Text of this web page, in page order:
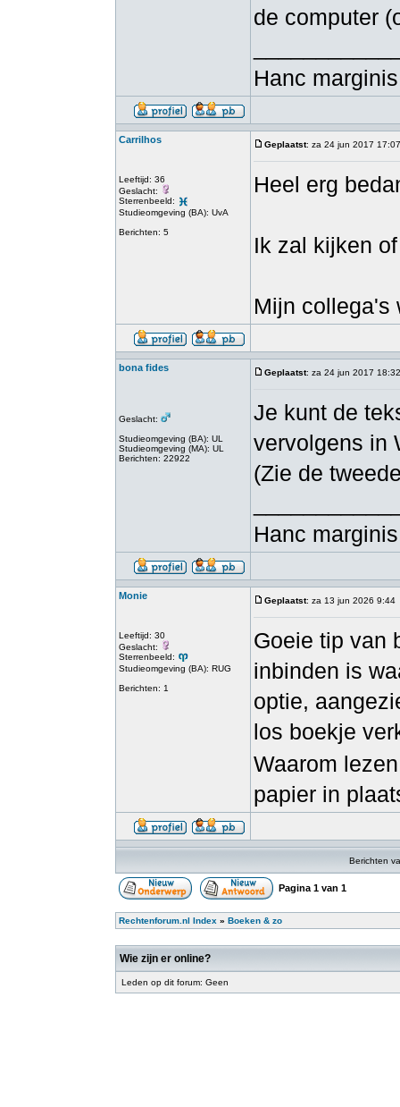
de computer
Hanc
Carrilhos
Leeftijd: 36
Geslacht:
Sterrenbeeld:
Studieomgeving (BA): UvA
Berichten: 5
Geplaatst: za 24 jun 2017 17:07
Heel erg
Ik zal kijken
Mijn collega's
bona fides
Geslacht:
Studieomgeving (BA): UL
Studieomgeving (MA): UL
Berichten: 22922
Geplaatst: za 24 jun 2017 18:32
Je kunt de
vervolgens in
(Zie de
Hanc
Monie
Leeftijd: 30
Geslacht:
Sterrenbeeld:
Studieomgeving (BA): RUG
Berichten: 1
Geplaatst: za 13 jun 2026 9:44
Goeie tip van
inbinden is
optie,
los boekje
Waarom
papier in
Berichten
Pagina 1 van 1
Rechtenforum.nl Index » Boeken & zo
Wie zijn er online?
Leden op dit forum: Geen